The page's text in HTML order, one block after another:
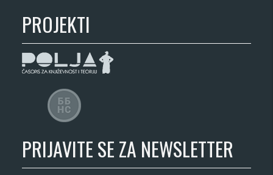
PROJEKTI
PRIJAVITE SE ZA NEWSLETTER